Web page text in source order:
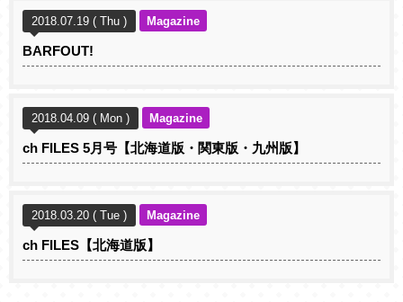
2018.07.19 ( Thu ) Magazine
BARFOUT!
2018.04.09 ( Mon ) Magazine
ch FILES 5月号【北海道版・関東版・九州版】
2018.03.20 ( Tue ) Magazine
ch FILES【北海道版】